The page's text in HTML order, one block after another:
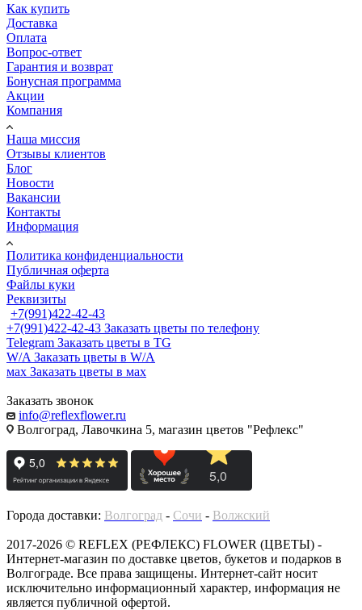
Как купить
Доставка
Оплата
Вопрос-ответ
Гарантия и возврат
Бонусная программа
Акции
Компания
Наша миссия
Отзывы клиентов
Блог
Новости
Вакансии
Контакты
Информация
Политика конфиденциальности
Публичная оферта
Файлы куки
Реквизиты
+7(991)422-42-43
+7(991)422-42-43 Заказать цветы по телефону
Telegram Заказать цветы в TG
W/A Заказать цветы в W/A
мах Заказать цветы в мах
Заказать звонок
info@reflexflower.ru
Волгоград, Лавочкина 5, магазин цветов "Рефлекс"
Города доставки: Волгоград - Сочи - Волжский
2017-2026 © REFLEX (РЕФЛЕКС) FLOWER (ЦВЕТЫ) -
Интернет-магазин по доставке цветов, букетов и подарков в
Волгограде. Все права защищены. Интернет-сайт носит
исключительно информационный характер, информация не
является публичной офертой.